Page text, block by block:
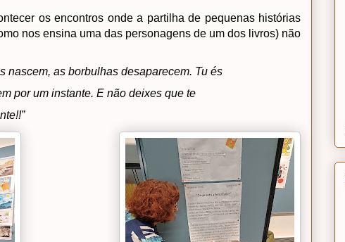
os encontros onde a partilha de pequenas histórias
nos ensina uma das personagens de um dos livros) não
nascem, as borbulhas desaparecem. Tu és
por um instante. E não deixes que te